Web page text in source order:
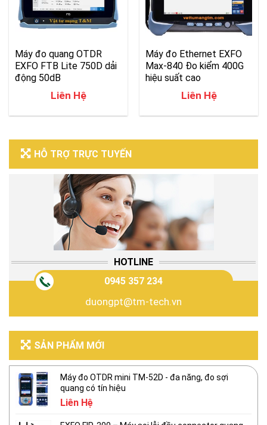
Máy đo quang OTDR
EXFO FTB Lite 750D dải
động 50dB
Liên Hệ
Máy đo Ethernet EXFO
Max-840 Đo kiểm 400G
hiệu suất cao
Liên Hệ
HỖ TRỢ TRỰC TUYẾN
HOTLINE
0945 357 234
duongpt@tm-tech.vn
SẢN PHẨM MỚI
Máy đo OTDR mini TM-52D - đa năng, đo sợi
quang có tín hiệu
Liên Hệ